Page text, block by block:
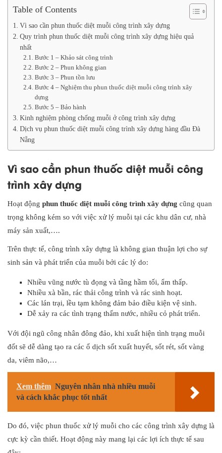
Table of Contents
Vì sao cần phun thuốc diệt muỗi công trình xây dựng
Quy trình phun thuốc diệt muỗi công trình xây dựng hiệu quả
nhất
Bước 1 – Khảo sát công trình
Bước 2 – Phun không gian
Bước 3 – Phun tồn lưu
Bước 4 – Nghiệm thu phun thuốc diệt muỗi công trình xây
dựng
Bước 5 – Bảo hành
Kinh nghiệm phòng chống muỗi ở công trình xây dựng
Dịch vụ phun thuốc diệt muỗi công trình xây dựng hàng đầu Đà
Nẵng
Vì sao cần phun thuốc diệt muỗi công
trình xây dựng
Hoạt động phun thuốc diệt muỗi công trình xây dựng cũng quan
trọng không kém so với việc xử lý muỗi tại các khu dân cư, nhà
máy sản xuất,….
Trên thực tế, công trình xây dựng là không gian thuận lợi cho sự
sinh sản và phát triển của muỗi bởi các lý do:
Nhiều vũng nước tù đọng và tầng hầm tối, ẩm thấp.
Nhiều xà bần, rác thải công trình và rác sinh hoạt.
Các lán trại, lều tạm không đảm bảo điều kiện vệ sinh.
Dễ xảy ra các tình trạng thấm nước, nhiều cỏ phát triển.
Với đội ngũ công nhân đông đảo, khi xuất hiện tình trạng muỗi
đốt sẽ dễ dàng tạo ra các ổ dịch sốt xuất huyết, sốt rét, sốt vàng
da, viêm não,…
Xem thêm Nguyên nhân nhà nhiều muỗi
và cách khắc phục tốt nhất
Do đó, việc phun thuốc xử lý muỗi cho các công trình xây dựng là
cực kỳ cần thiết. Hoạt động này mang lại các lợi ích thực tế sau